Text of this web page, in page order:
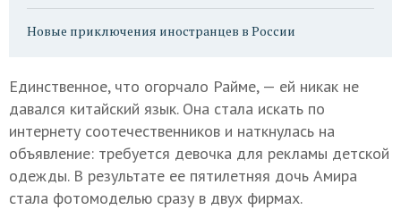
Новые приключения иностранцев в России
Единственное, что огорчало Райме, — ей никак не
давался китайский язык. Она стала искать по
интернету соотечественников и наткнулась на
объявление: требуется девочка для рекламы детской
одежды. В результате ее пятилетняя дочь Амира
стала фотомоделью сразу в двух фирмах.